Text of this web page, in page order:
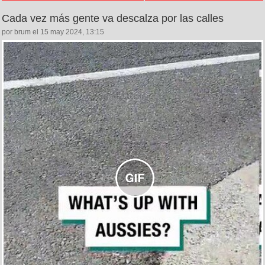
Cada vez más gente va descalza por las calles
por brum el 15 may 2024, 13:15